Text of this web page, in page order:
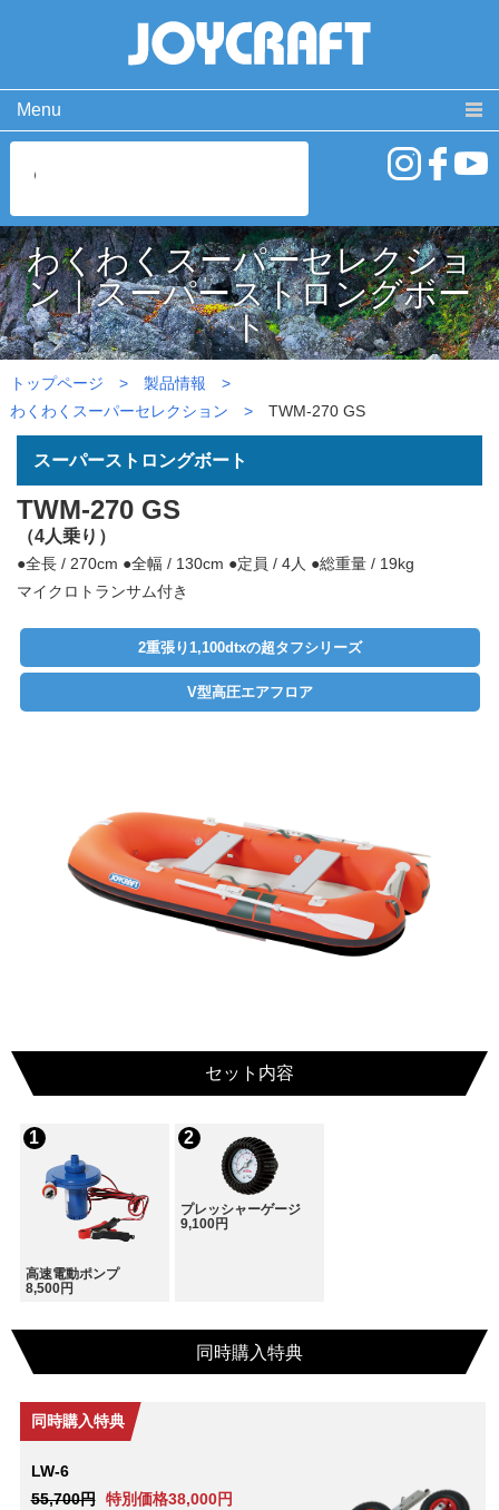
Menu
取扱説明書
MANUAL
SPECIAL MOVIE
よくある質問
FAQ
お問い合わせ
CONTACT
会社概要 免責事項・サイトご利用案内 サイトマップ
わくわくスーパーセレクショ
ン｜スーパーストロングボー
ト
トップページ
製品情報
わくわくスーパーセレクション
TWM-270 GS
スーパーストロングボート
TWM-270 GS
（4人乗り）
●全長 / 270cm ●全幅 / 130cm ●定員 / 4人 ●総重量 / 19kg
マイクロトランサム付き
2重張り1,100dtxの超タフシリーズ
V型高圧エアフロア
セット内容
高速電動ポンプ
8,500円
プレッシャーゲージ
9,100円
同時購入特典
同時購入特典
LW-6
55,700円 特別価格38,000円